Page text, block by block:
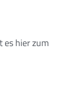
es hier zum